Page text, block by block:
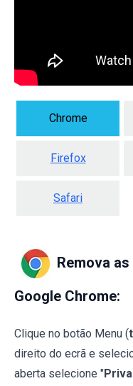
Chrome
Firefox
Safari
Remova
Google Chrome:
Clique no botão Menu (
direito do ecrã e
aberta selecione "